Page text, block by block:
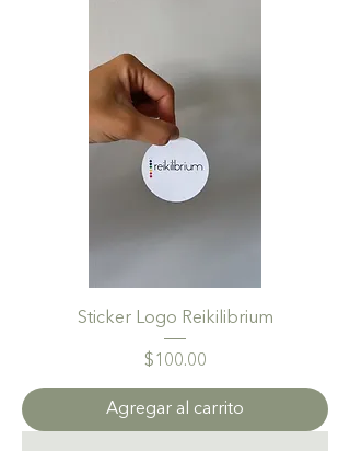
Sticker Logo Reikilibrium
Precio
$100.00
Agregar al carrito